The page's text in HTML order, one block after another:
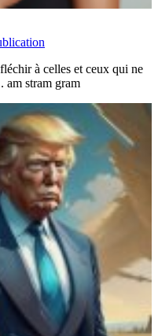
à celles et ceux qui ne
am stram gram